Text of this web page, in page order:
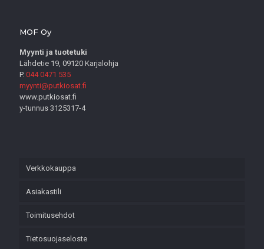
MOF Oy
Myynti ja tuotetuki
Lähdetie 19, 09120 Karjalohja
P. 044 0471 535
myynti@putkiosat.fi
www.putkiosat.fi
y-tunnus 3125317-4
Verkkokauppa
Asiakastili
Toimitusehdot
Tietosuojaseloste